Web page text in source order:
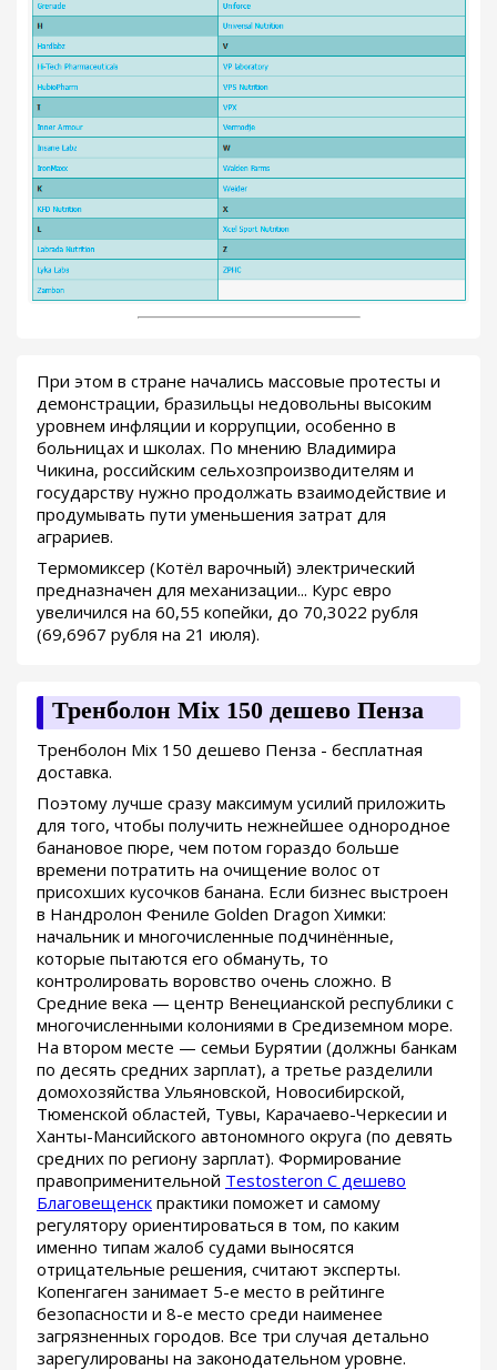
При этом в стране начались массовые протесты и
демонстрации, бразильцы недовольны высоким
уровнем инфляции и коррупции, особенно в
больницах и школах. По мнению Владимира
Чикина, российским сельхозпроизводителям и
государству нужно продолжать взаимодействие и
продумывать пути уменьшения затрат для
аграриев.
Термомиксер (Котёл варочный) электрический
предназначен для механизации... Курс евро
увеличился на 60,55 копейки, до 70,3022 рубля
(69,6967 рубля на 21 июля).
Тренболон Mix 150 дешево Пенза
Тренболон Mix 150 дешево Пенза - бесплатная
доставка.
Поэтому лучше сразу максимум усилий приложить
для того, чтобы получить нежнейшее однородное
банановое пюре, чем потом гораздо больше
времени потратить на очищение волос от
присохших кусочков банана. Если бизнес выстроен
в Нандролон Фениле Golden Dragon Химки:
начальник и многочисленные подчинённые,
которые пытаются его обмануть, то
контролировать воровство очень сложно. В
Средние века — центр Венецианской республики с
многочисленными колониями в Средиземном море.
На втором месте — семьи Бурятии (должны банкам
по десять средних зарплат), а третье разделили
домохозяйства Ульяновской, Новосибирской,
Тюменской областей, Тувы, Карачаево-Черкесии и
Ханты-Мансийского автономного округа (по девять
средних по региону зарплат). Формирование
правоприменительной Testosteron C дешево
Благовещенск практики поможет и самому
регулятору ориентироваться в том, по каким
именно типам жалоб судами выносятся
отрицательные решения, считают эксперты.
Копенгаген занимает 5-е место в рейтинге
безопасности и 8-е место среди наименее
загрязненных городов. Все три случая детально
зарегулированы на законодательном уровне.